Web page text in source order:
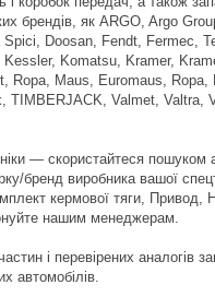
брендів, як ARGO, Argo
Doosan, Fendt, Fermec,
Komatsu, Kramer,
Maus, Euromaus, Ropa,
Valmet, Valtra,
— скористайтеся пошуком
бренд виробника вашої
кермової тяги, Привод,
нашим менеджерам.
і перевірених аналогів
автомобілів.